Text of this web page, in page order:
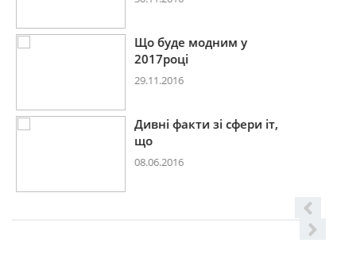
Що буде модним у
2017році
29.11.2016
Дивні факти зі сфери іт,
що
08.06.2016